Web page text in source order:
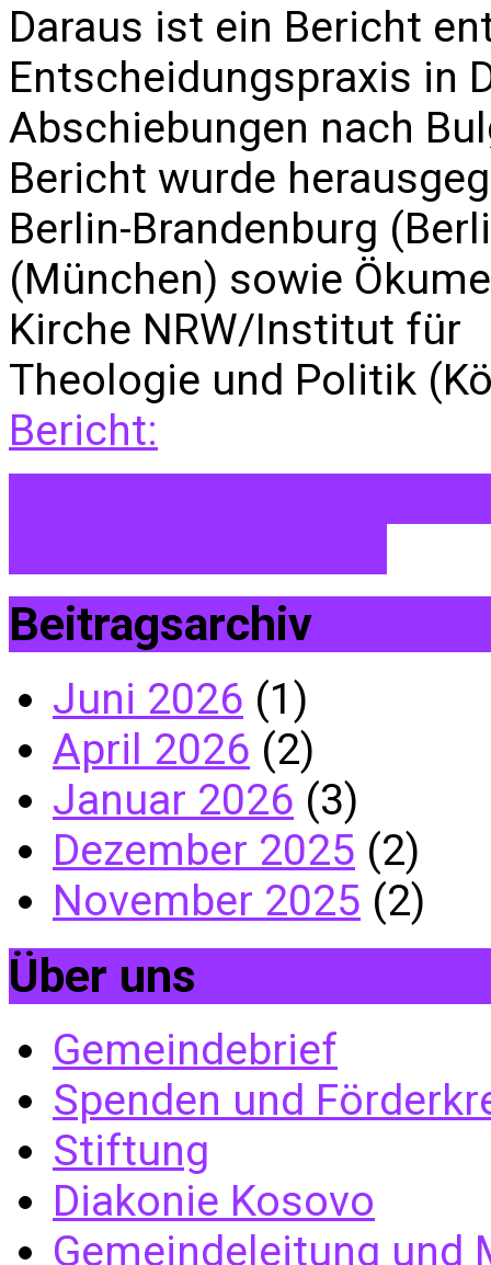
Daraus ist ein Bericht
Entscheidungspraxis in
Abschiebungen nach
Bericht wurde
Berlin-Brandenburg
(München) sowie
Kirche NRW/Institut für
Theologie und Politik
Bericht:
Beitragsarchiv
Juni 2026 (1)
April 2026 (2)
Januar 2026 (3)
Dezember 2025 (2)
November 2025 (2)
Über uns
Gemeindebrief
Spenden und
Stiftung
Diakonie Kosovo
Gemeindeleitung und